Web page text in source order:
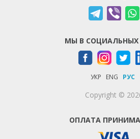
МЫ В СОЦИАЛЬНЫХ
УКР ENG РУС
Copyright ©
ОПЛАТА